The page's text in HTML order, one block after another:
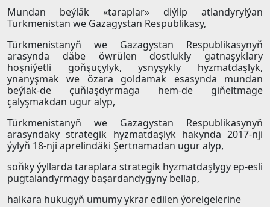
Mundan beýläk «taraplar» diýlip atlandyrylýan
Türkmenistan we Gazagystan Respublikasy,
Türkmenistanyň we Gazagystan Respublikasynyň
arasynda däbe öwrülen dostlukly gatnaşyklary
hoşniýetli goňşuçylyk, ysnyşykly hyzmatdaşlyk,
ynanyşmak we özara goldamak esasynda mundan
beýläk-de çuňlaşdyrmaga hem-de giňeltmäge
çalyşmakdan ugur alyp,
Türkmenistanyň we Gazagystan Respublikasynyň
arasyndaky strategik hyzmatdaşlyk hakynda 2017-nji
ýylyň 18-nji aprelindäki Şertnamadan ugur alyp,
soňky ýyllarda taraplara strategik hyzmatdaşlygy ep-esli
pugtalandyrmagy başardandygyny belläp,
halkara hukugyň umumy ykrar edilen ýörelgelerine